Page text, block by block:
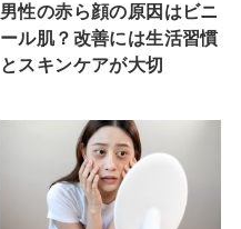
男性の赤ら顔の原因はビニ
ール肌？改善には生活習慣
とスキンケアが大切